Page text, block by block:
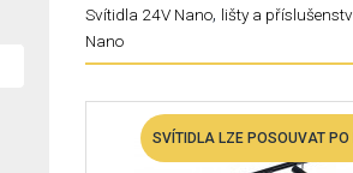
Svítidla 24V Nano, lišty a
Nano
SVÍTIDLA LZE POSOUVAT PO